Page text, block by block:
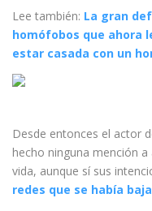
Lee también: La gran
homófobos que ahora
estar casada con un
Desde entonces el actor
hecho ninguna mención
vida, aunque sí sus
redes que se había